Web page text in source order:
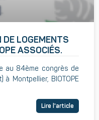
LOGEMENTS
ASSOCIÉS.
au 84ème congrès de
à Montpellier, BIOTOPE
Lire l'article